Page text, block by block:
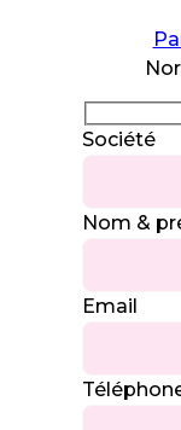
Société
Nom &
Email